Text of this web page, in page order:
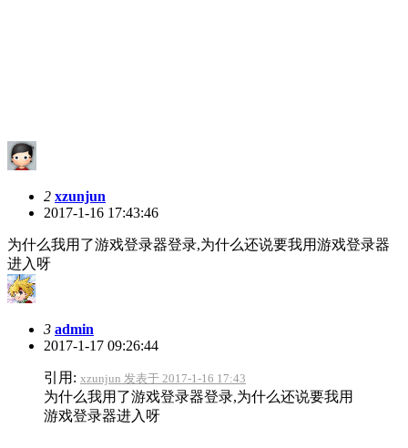
2 xzunjun
2017-1-16 17:43:46
为什么我用了游戏登录器登录,为什么还说要我用游戏登录器
进入呀
3 admin
2017-1-17 09:26:44
引用: xzunjun 发表于 2017-1-16 17:43
为什么我用了游戏登录器登录,为什么还说要我用
游戏登录器进入呀